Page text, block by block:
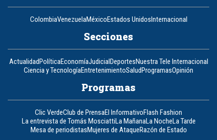
ColombiaVenezuelaMéxicoEstados UnidosInternacional
Secciones
ActualidadPolíticaEconomíaJudicialDeportesNuestra Tele Internacional
Ciencia y TecnologíaEntretenimientoSaludProgramasOpinión
Programas
Clic VerdeClub de PrensaEl InformativoFlash Fashion
La entrevista de Tomás MosciattiLa MañanaLa NocheLa Tarde
Mesa de periodistasMujeres de AtaqueRazón de Estado